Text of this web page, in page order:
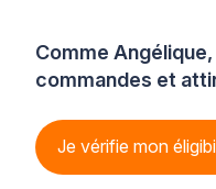
Comme
commandes et
Je vérifie mon